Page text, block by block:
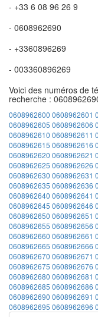
- +33 6 08 96 26 9
- 0608962690
- +3360896269
- 003360896269
Voici des numéros de
recherche :
0608962600 0608962601
0608962605 0608962606
0608962610 0608962611
0608962615 0608962616
0608962620 0608962621
0608962625 0608962626
0608962630 0608962631
0608962635 0608962636
0608962640 0608962641
0608962645 0608962646
0608962650 0608962651
0608962655 0608962656
0608962660 0608962661
0608962665 0608962666
0608962670 0608962671
0608962675 0608962676
0608962680 0608962681
0608962685 0608962686
0608962690 0608962691
0608962695 0608962696